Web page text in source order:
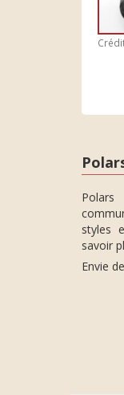
styles
savoir
Envie